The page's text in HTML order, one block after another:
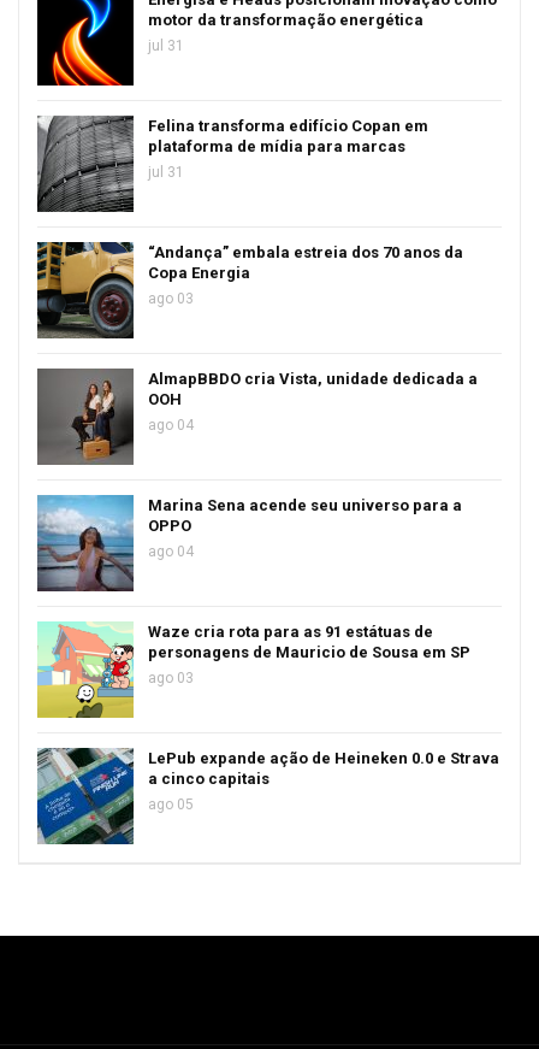
motor da transformação energética
jul 31
Felina transforma edifício Copan em
plataforma de mídia para marcas
jul 31
“Andança” embala estreia dos 70 anos da
Copa Energia
ago 03
AlmapBBDO cria Vista, unidade dedicada a
OOH
ago 04
Marina Sena acende seu universo para a
OPPO
ago 04
Waze cria rota para as 91 estátuas de
personagens de Mauricio de Sousa em SP
ago 03
LePub expande ação de Heineken 0.0 e Strava
a cinco capitais
ago 05